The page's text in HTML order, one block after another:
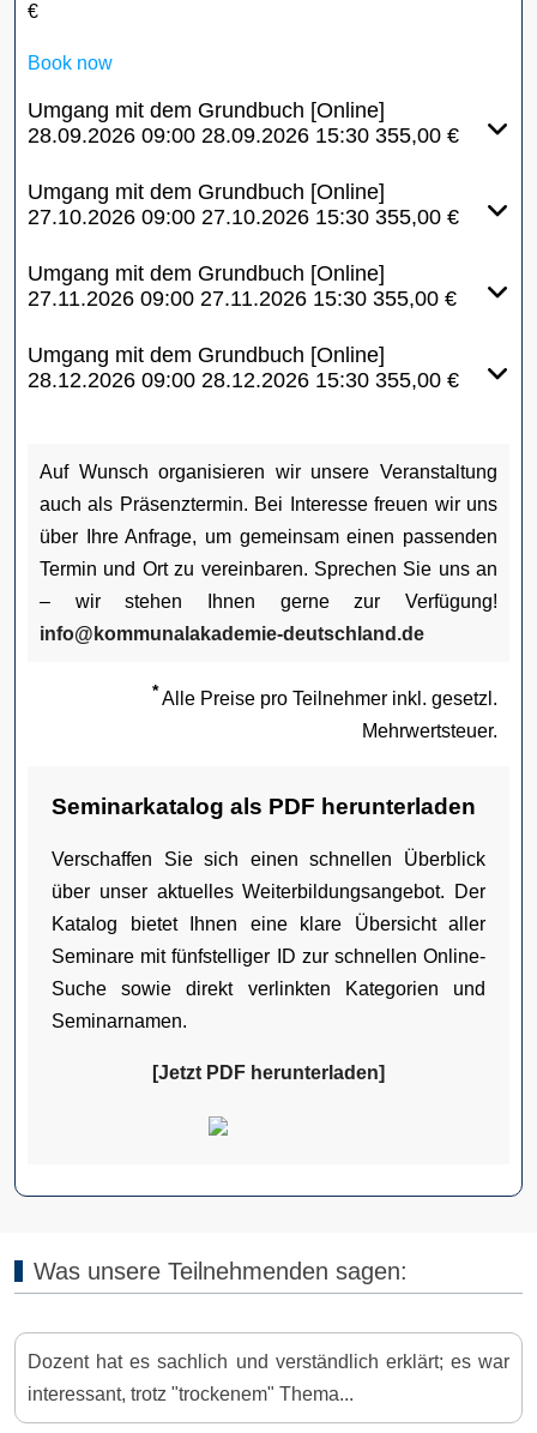
€
Book now
Umgang mit dem Grundbuch [Online]
28.09.2026 09:00 28.09.2026 15:30 355,00 €
Umgang mit dem Grundbuch [Online]
27.10.2026 09:00 27.10.2026 15:30 355,00 €
Umgang mit dem Grundbuch [Online]
27.11.2026 09:00 27.11.2026 15:30 355,00 €
Umgang mit dem Grundbuch [Online]
28.12.2026 09:00 28.12.2026 15:30 355,00 €
Auf Wunsch organisieren wir unsere Veranstaltung
auch als Präsenztermin. Bei Interesse freuen wir uns
über Ihre Anfrage, um gemeinsam einen passenden
Termin und Ort zu vereinbaren. Sprechen Sie uns an
– wir stehen Ihnen gerne zur Verfügung!
info@kommunalakademie-deutschland.de
*Alle Preise pro Teilnehmer inkl. gesetzl.
Mehrwertsteuer.
Seminarkatalog als PDF herunterladen
Verschaffen Sie sich einen schnellen Überblick
über unser aktuelles Weiterbildungsangebot. Der
Katalog bietet Ihnen eine klare Übersicht aller
Seminare mit fünfstelliger ID zur schnellen Online-
Suche sowie direkt verlinkten Kategorien und
Seminarnamen.
[Jetzt PDF herunterladen]
Was unsere Teilnehmenden sagen:
Dozent hat es sachlich und verständlich erklärt; es war
interessant, trotz "trockenem" Thema...